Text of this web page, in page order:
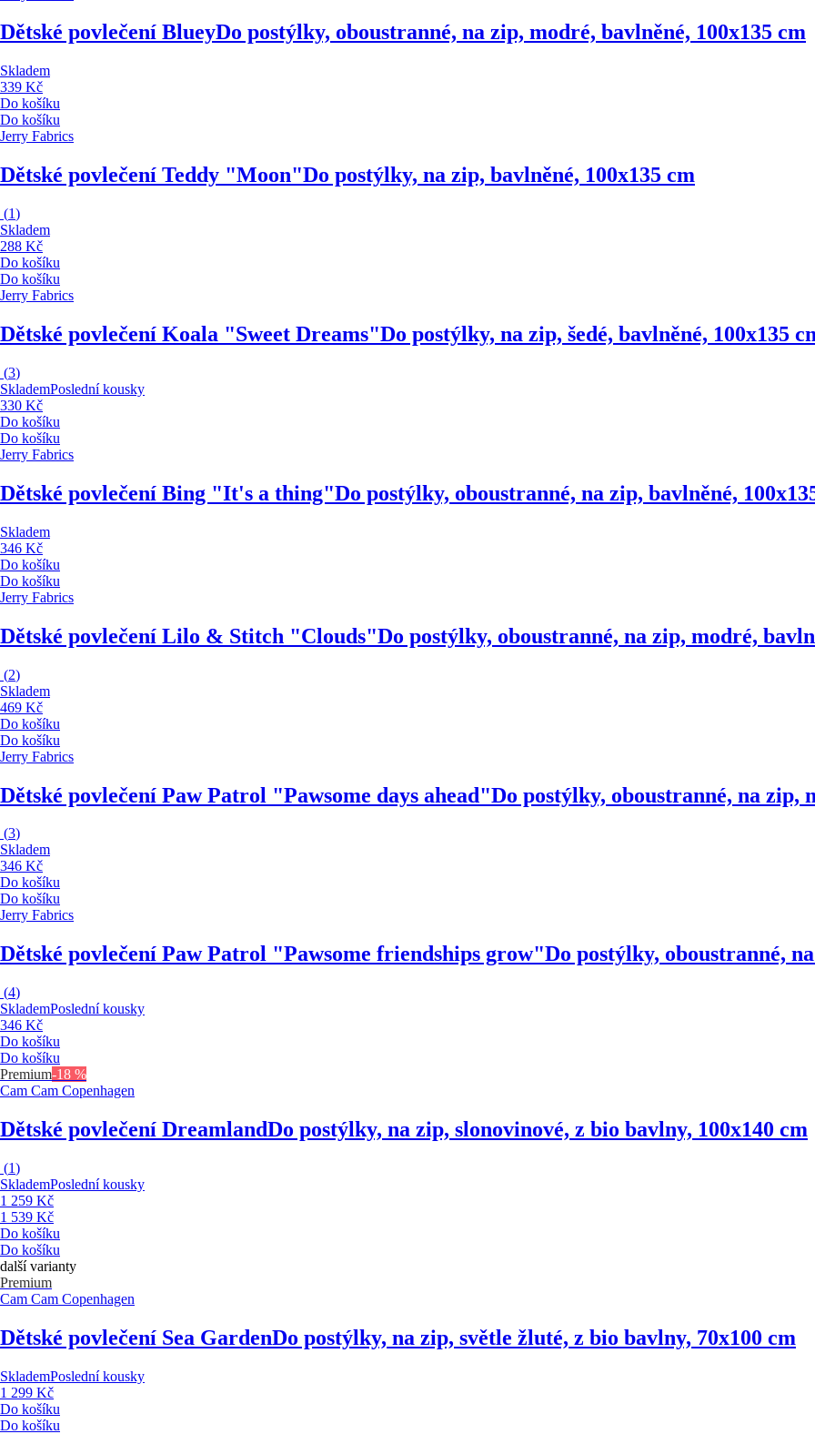
Dětské povlečení BlueyDo postýlky, oboustranné, na zip, modré, bavlněné, 100x135 cm
Skladem
339 Kč
Do košíku
Do košíku
Jerry Fabrics
Dětské povlečení Teddy "Moon"Do postýlky, na zip, bavlněné, 100x135 cm
(1)
Skladem
288 Kč
Do košíku
Do košíku
Jerry Fabrics
Dětské povlečení Koala "Sweet Dreams"Do postýlky, na zip, šedé, bavlněné, 100x135
(3)
SklademPoslední kousky
330 Kč
Do košíku
Do košíku
Jerry Fabrics
Dětské povlečení Bing "It's a thing"Do postýlky, oboustranné, na zip, bavlněné,
Skladem
346 Kč
Do košíku
Do košíku
Jerry Fabrics
Dětské povlečení Lilo & Stitch "Clouds"Do postýlky, oboustranné, na zip, modré,
(2)
Skladem
469 Kč
Do košíku
Do košíku
Jerry Fabrics
Dětské povlečení Paw Patrol "Pawsome days ahead"Do postýlky, oboustranné, na zip,
(3)
Skladem
346 Kč
Do košíku
Do košíku
Jerry Fabrics
Dětské povlečení Paw Patrol "Pawsome friendships grow"Do postýlky, oboustranné,
(4)
SklademPoslední kousky
346 Kč
Do košíku
Do košíku
Premium-18 %
Cam Cam Copenhagen
Dětské povlečení DreamlandDo postýlky, na zip, slonovinové, z bio bavlny, 100x140 cm
(1)
SklademPoslední kousky
1 259 Kč
1 539 Kč
Do košíku
Do košíku
další varianty
Premium
Cam Cam Copenhagen
Dětské povlečení Sea GardenDo postýlky, na zip, světle žluté, z bio bavlny, 70x100 cm
SklademPoslední kousky
1 299 Kč
Do košíku
Do košíku